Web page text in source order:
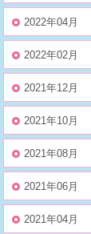
2022年04月
2022年02月
2021年12月
2021年10月
2021年08月
2021年06月
2021年04月